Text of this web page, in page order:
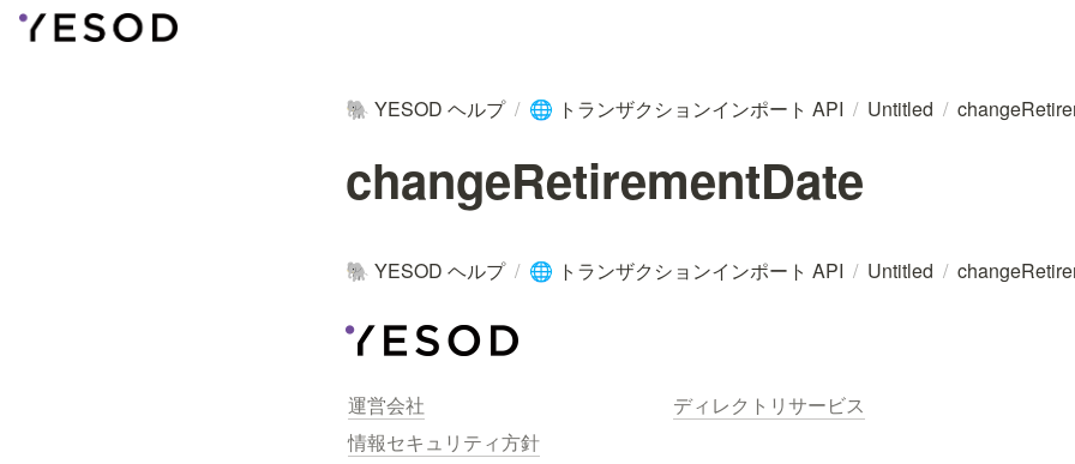
🐘 YESOD ヘルプ / 🌐 トランザクションインポート API / Untitled /
changeRetirementDate
🐘 YESOD ヘルプ / 🌐 トランザクションインポート API / Untitled /
運営会社
情報セキュリティ方針
ディレクトリサービス